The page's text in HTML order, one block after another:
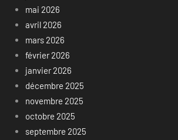
mai 2026
avril 2026
mars 2026
février 2026
janvier 2026
décembre 2025
novembre 2025
octobre 2025
septembre 2025